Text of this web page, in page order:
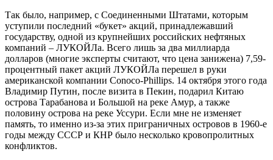
Так было, например, с Соединенными Штатами, которым
уступили последний «букет» акций, принадлежавший
государству, одной из крупнейших российских нефтяных
компаний – ЛУКОЙЛа. Всего лишь за два миллиарда
долларов (многие эксперты считают, что цена занижена) 7,59-
процентный пакет акций ЛУКОЙЛа перешел в руки
американской компании Conoco-Phillips. 14 октября этого года
Владимир Путин, после визита в Пекин, подарил Китаю
острова Тарабанова и Большой на реке Амур, а также
половину острова на реке Уссури. Если мне не изменяет
память, то именно из-за этих приграничных островов в 1960-е
годы между СССР и КНР было несколько кровопролитных
конфликтов.